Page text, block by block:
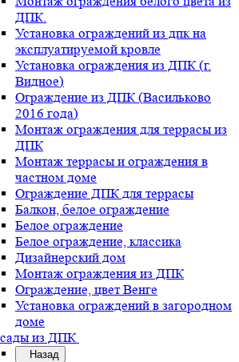
ДПК.
Установка ограждений из дпк на
эксплуатируемой кровле
Установка ограждения из ДПК (г.
Видное)
Ограждение из ДПК (Васильково
2016 года)
Монтаж ограждения для террасы из
ДПК
Монтаж террасы и ограждения в
частном доме
Ограждение ДПК для террасы
Балкон, белое ограждение
Белое ограждение
Белое ограждение, классика
Дизайнерский дом
Монтаж ограждения из ДПК
Ограждение, цвет Венге
Установка ограждений в загородном
доме
из ДПК
Назад